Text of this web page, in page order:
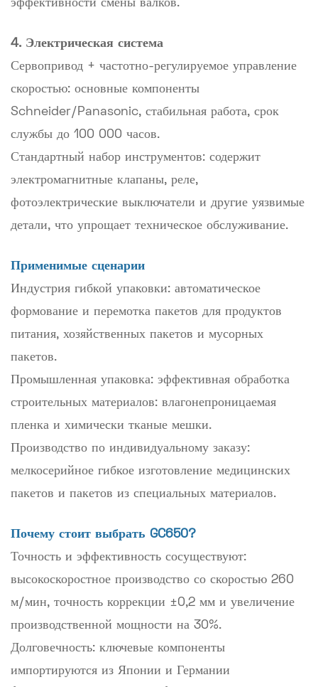
эффективности смены валков.
4. Электрическая система
Сервопривод + частотно-регулируемое управление
скоростью: основные компоненты
Schneider/Panasonic, стабильная работа, срок
службы до 100 000 часов.
Стандартный набор инструментов: содержит
электромагнитные клапаны, реле,
фотоэлектрические выключатели и другие уязвимые
детали, что упрощает техническое обслуживание.
Применимые сценарии
Индустрия гибкой упаковки: автоматическое
формование и перемотка пакетов для продуктов
питания, хозяйственных пакетов и мусорных
пакетов.
Промышленная упаковка: эффективная обработка
строительных материалов: влагонепроницаемая
пленка и химически тканые мешки.
Производство по индивидуальному заказу:
мелкосерийное гибкое изготовление медицинских
пакетов и пакетов из специальных материалов.
Почему стоит выбрать GC650?
Точность и эффективность сосуществуют:
высокоскоростное производство со скоростью 260
м/мин, точность коррекции ±0,2 мм и увеличение
производственной мощности на 30%.
Долговечность: ключевые компоненты
импортируются из Японии и Германии